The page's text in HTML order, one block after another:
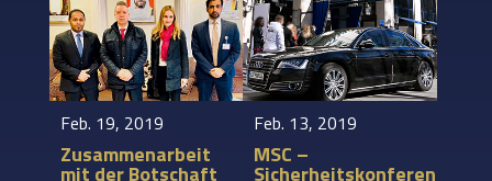
Feb. 19, 2019
Zusammenarbeit
mit der Botschaft
Feb. 13, 2019
MSC –
Sicherheitskonferenz